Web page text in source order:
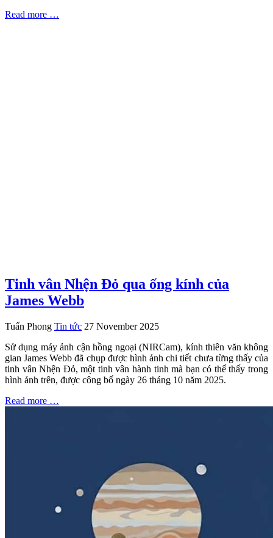
Read more …
Tinh vân Nhện Đỏ qua ống kính của
James Webb
Tuấn Phong Tin tức 27 November 2025
Sử dụng máy ảnh cận hồng ngoại (NIRCam), kính thiên văn không
gian James Webb đã chụp được hình ảnh chi tiết chưa từng thấy của
tinh vân Nhện Đỏ, một tinh vân hành tinh mà bạn có thể thấy trong
hình ảnh trên, được công bố ngày 26 tháng 10 năm 2025.
Read more …